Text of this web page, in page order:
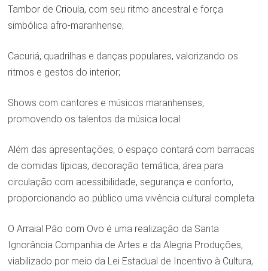
Tambor de Crioula, com seu ritmo ancestral e força
simbólica afro-maranhense;
Cacuriá, quadrilhas e danças populares, valorizando os
ritmos e gestos do interior;
Shows com cantores e músicos maranhenses,
promovendo os talentos da música local.
Além das apresentações, o espaço contará com barracas
de comidas típicas, decoração temática, área para
circulação com acessibilidade, segurança e conforto,
proporcionando ao público uma vivência cultural completa.
O Arraial Pão com Ovo é uma realização da Santa
Ignorância Companhia de Artes e da Alegria Produções,
viabilizado por meio da Lei Estadual de Incentivo à Cultura,